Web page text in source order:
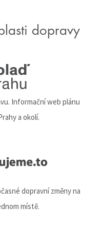
dopravy
Informační web plánu
a okolí.
dopravní změny na
místě.